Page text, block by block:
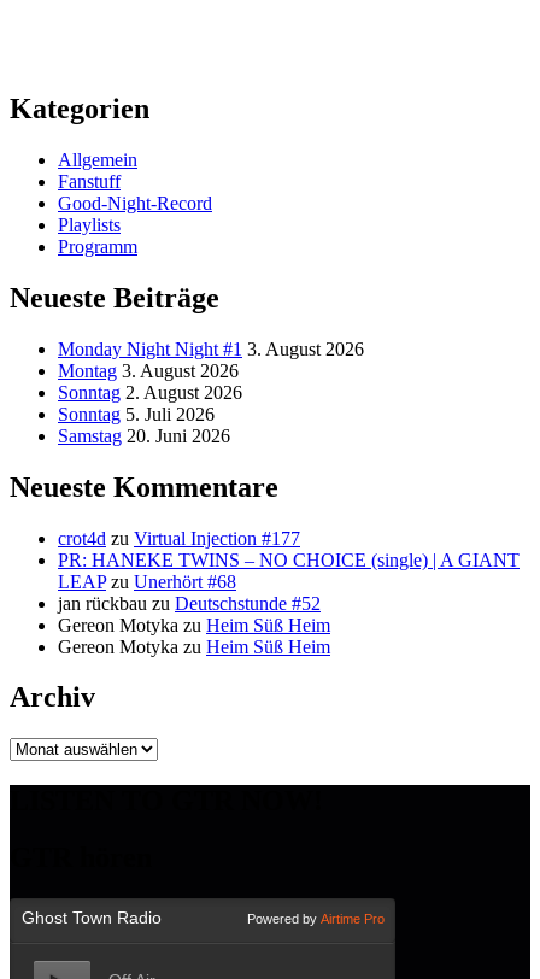
Kategorien
Allgemein
Fanstuff
Good-Night-Record
Playlists
Programm
Neueste Beiträge
Monday Night Night #1 3. August 2026
Montag 3. August 2026
Sonntag 2. August 2026
Sonntag 5. Juli 2026
Samstag 20. Juni 2026
Neueste Kommentare
crot4d zu Virtual Injection #177
PR: HANEKE TWINS – NO CHOICE (single) | A GIANT
LEAPzu Unerhört #68
jan rückbau zu Deutschstunde #52
Gereon Motyka zu Heim Süß Heim
Gereon Motyka zu Heim Süß Heim
Archiv
Archiv